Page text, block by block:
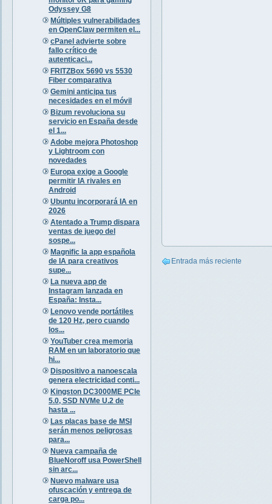
Odyssey G8
Múltiples vulnerabilidades
en OpenClaw permiten el...
cPanel advierte sobre
fallo crítico de
autenticaci...
FRITZBox 5690 vs 5530
Fiber comparativa
Gemini anticipa tus
necesidades en el móvil
Bizum revoluciona su
servicio en España desde
el 1...
Adobe mejora Photoshop
y Lightroom con
novedades
Europa exige a Google
permitir IA rivales en
Android
Ubuntu incorporará IA en
2026
Atentado a Trump dispara
ventas de juego del
sospe...
Magnific la app española
de IA para creativos
supe...
La nueva app de
Instagram lanzada en
España: Insta...
Lenovo vende portátiles
de 120 Hz, pero cuando
los...
YouTuber crea memoria
RAM en un laboratorio que
hi...
Dispositivo a nanoescala
genera electricidad conti...
Kingston DC3000ME PCIe
5.0, SSD NVMe U.2 de
hasta ...
Las placas base de MSI
serán menos peligrosas
para...
Nueva campaña de
BlueNoroff usa PowerShell
sin arc...
Nuevo malware usa
ofuscación y entrega de
carga po...
Entrada más reciente